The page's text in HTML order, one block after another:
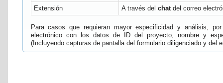
Extensión
A través del chatdel correo
Para casos que requieran mayor especificidad y análisis,
electrónico con los datos de ID del proyecto, nombre y
(Incluyendo capturas de pantalla del formulario diligenciado y del